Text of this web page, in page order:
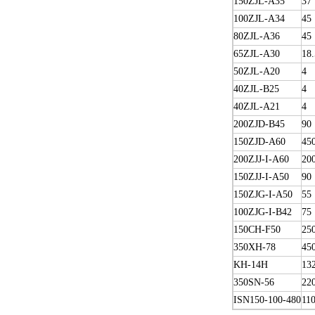
100ZJL-A34
45
80ZJL-A36
45
65ZJL-A30
50ZJL-A20
4
40ZJL-B25
4
40ZJL-A21
4
200ZJD-B45
90
150ZJD-A60
200ZJJ-I-A60
150ZJJ-I-A50
90
150ZJG-I-A50
55
100ZJG-I-B42
75
150CH-F50
350XH-78
KH-14H
350SN-56
ISN150-100-480110